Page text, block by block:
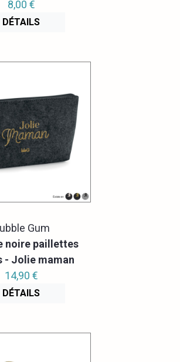
8,00 €
DÉTAILS
Gum
noire paillettes
- Jolie maman
14,90 €
DÉTAILS